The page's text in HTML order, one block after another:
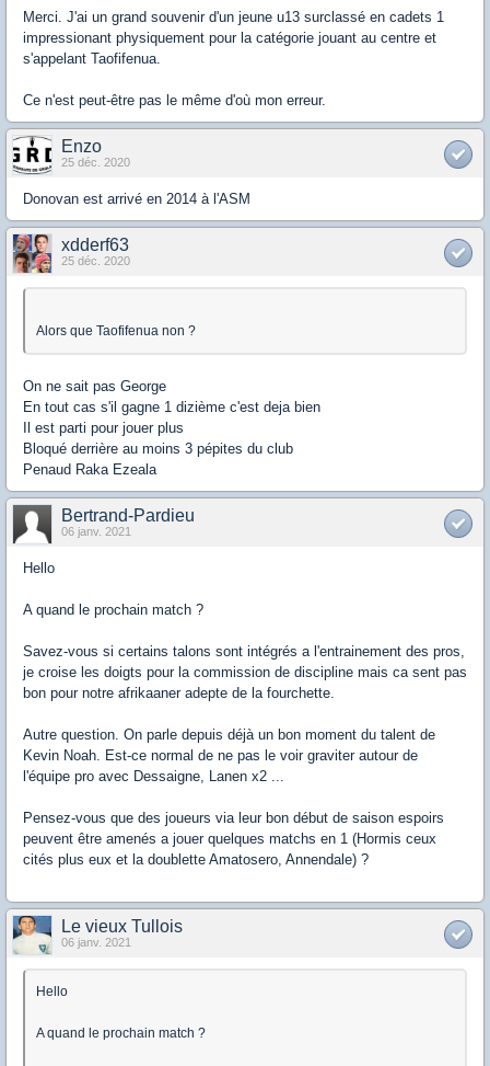
Merci. J'ai un grand souvenir d'un jeune u13 surclassé en cadets 1
impressionant physiquement pour la catégorie jouant au centre et
s'appelant Taofifenua.
Ce n'est peut-être pas le même d'où mon erreur.
Enzo
25 déc. 2020
Donovan est arrivé en 2014 à l'ASM
xdderf63
25 déc. 2020
Alors que Taofifenua non ?
On ne sait pas George
En tout cas s'il gagne 1 dizième c'est deja bien
Il est parti pour jouer plus
Bloqué derrière au moins 3 pépites du club
Penaud Raka Ezeala
Bertrand-Pardieu
06 janv. 2021
Hello
A quand le prochain match ?
Savez-vous si certains talons sont intégrés a l'entrainement des pros,
je croise les doigts pour la commission de discipline mais ca sent pas
bon pour notre afrikaaner adepte de la fourchette.
Autre question. On parle depuis déjà un bon moment du talent de
Kevin Noah. Est-ce normal de ne pas le voir graviter autour de
l'équipe pro avec Dessaigne, Lanen x2 ...
Pensez-vous que des joueurs via leur bon début de saison espoirs
peuvent être amenés a jouer quelques matchs en 1 (Hormis ceux
cités plus eux et la doublette Amatosero, Annendale) ?
Le vieux Tullois
06 janv. 2021
Hello
A quand le prochain match ?